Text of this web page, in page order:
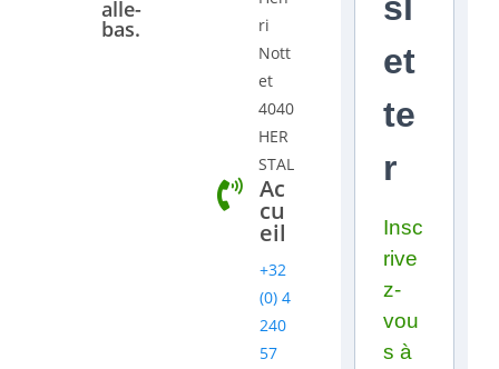
alle-
bas.
ri
Nott
et
4040
HER
STAL
Ac
cu
eil
+32
(0) 4
240
57
sl
et
te
r
Insc
rive
z-
vou
s à